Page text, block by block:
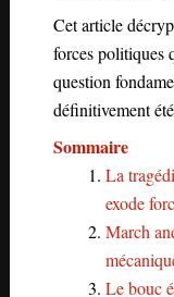
Cet article
forces politiques
question
définitivement
Sommaire
La
exode
March
Le bouc